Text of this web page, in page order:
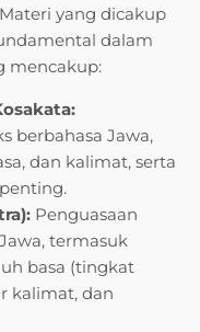
yang dicakup
dalam
mencakup:
berbahasa Jawa,
dan kalimat, serta
Penguasaan
termasuk
basa (tingkat
kalimat, dan